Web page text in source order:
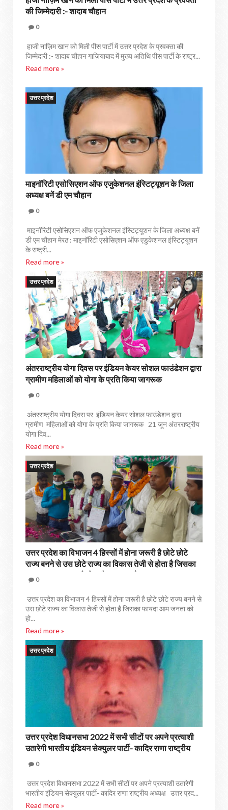
की जिम्मेदारी :- शादाब चौहान
0
हाजी नाज़िम खान को मिली पीस पार्टी में उत्तर प्रदेश के प्रवक्ता की
जिम्मेदारी :- शादाब चौहान गाज़ियाबाद में मुख्य अतिथि पीस पार्टी के राष्ट्र...
Read more »
उत्तर प्रदेश
माइनॉरिटी एसोसिएशन ऑफ एजुकेशनल इंस्टिट्यूशन के जिला
अध्यक्ष बनें डी एम चौहान
0
माइनॉरिटी एसोसिएशन ऑफ एजुकेशनल इंस्टिट्यूशन के जिला अध्यक्ष बनें
डी एम चौहान मेरठ : माइनॉरिटी एसोसिएशन ऑफ एडुकेशनल इंस्टिट्यूशन
के राष्ट्री...
Read more »
उत्तर प्रदेश
अंतरराष्ट्रीय योगा दिवस पर इंडियन केयर सोशल फाउंडेशन द्वारा
ग्रामीण महिलाओं को योगा के प्रति किया जागरूक
0
अंतरराष्ट्रीय योगा दिवस पर इंडियन केयर सोशल फाउंडेशन द्वारा
ग्रामीण महिलाओं को योगा के प्रति किया जागरूक 21 जून अंतरराष्ट्रीय
योगा दिव...
Read more »
उत्तर प्रदेश
उत्तर प्रदेश का विभाजन 4 हिस्सों में होना जरूरी है छोटे छोटे
राज्य बनने से उस छोटे राज्य का विकास तेजी से होता है जिसका
फायदा आम जनता को होता है :-शादाब चौहान
0
उत्तर प्रदेश का विभाजन 4 हिस्सों में होना जरूरी है छोटे छोटे राज्य बनने से
उस छोटे राज्य का विकास तेजी से होता है जिसका फायदा आम जनता को
हो...
Read more »
उत्तर प्रदेश
उत्तर प्रदेश विधानसभा 2022 में सभी सीटों पर अपने प्रत्याशी
उतारेगी भारतीय इंडियन सेक्युलर पार्टी- कादिर राणा राष्ट्रीय
0
उत्तर प्रदेश विधानसभा 2022 में सभी सीटों पर अपने प्रत्याशी उतारेगी
भारतीय इंडियन सेक्युलर पार्टी- कादिर राणा राष्ट्रीय अध्यक्ष उत्तर प्रद...
Read more »